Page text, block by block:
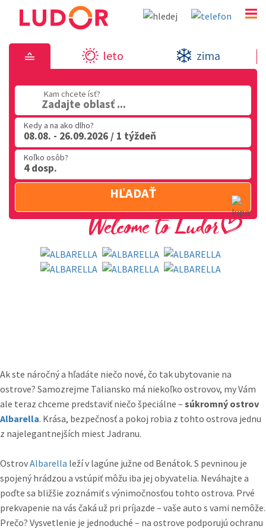
Ostrov ALBARELLA
02 2063 3182
leto zima
Kam chcete ísť?
Zadajte oblasť ...
Kedy a na ako dlho?
08.08. - 26.09.2026 / 1 týždeň
Koľko osôb?
4 dosp.
HĽADAŤ
Ak ste náročný a hľadáte niečo nové, čo tak ubytovanie na
ostrove? Samozrejme Taliansko má niekoľko ostrovov, my Vám
ale teraz chceme predstaviť niečo špeciálne – súkromný ostrov
Albarella. Krása, bezpečnosť a pokoj robia z tohto ostrova jednu
z najelegantnejších miest Jadranu.
OstrovAlbarella leží v lagúne južne od Benátok. S pevninou je
spojený hrádzou a vstúpiť môžu iba jej obyvatelia. Neváhajte a
poďte sa bližšie zoznámiť s výnimočnosťou tohto ostrova. Prvé
prekvapenie na vás čaká už pri príjazde – vaše auto s vami nemôže.
Prečo? Vysvetlenie je jednoduché – na ostrove podporujú ochranu